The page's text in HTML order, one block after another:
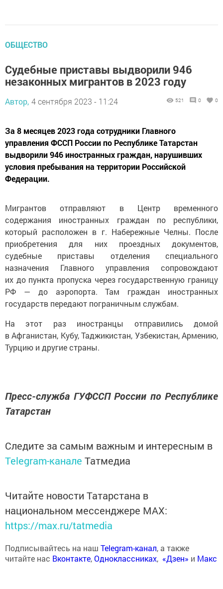
ОБЩЕСТВО
Судебные приставы выдворили 946
незаконных мигрантов в 2023 году
Автор, 4 сентября 2023 - 11:24 521 0 0
За 8 месяцев 2023 года сотрудники Главного
управления ФССП России по Республике Татарстан
выдворили 946 иностранных граждан, нарушивших
условия пребывания на территории Российской
Федерации.
Мигрантов отправляют в Центр временного
содержания иностранных граждан по республики,
который расположен в г. Набережные Челны. После
приобретения для них проездных документов,
судебные приставы отделения специального
назначения Главного управления сопровождают
их до пункта пропуска через государственную границу
РФ — до аэропорта. Там граждан иностранных
государств передают пограничным службам.
На этот раз иностранцы отправились домой
в Афганистан, Кубу, Таджикистан, Узбекистан, Армению,
Турцию и другие страны.
Пресс-служба ГУФССП России по Республике
Татарстан
Следите за самым важным и интересным в
Telegram-канале Татмедиа
Читайте новости Татарстана в
национальном мессенджере MАХ:
https://max.ru/tatmedia
Подписывайтесь на наш Telegram-канал, а также
читайте нас Вконтакте,Одноклассниках, «Дзен» и Макс